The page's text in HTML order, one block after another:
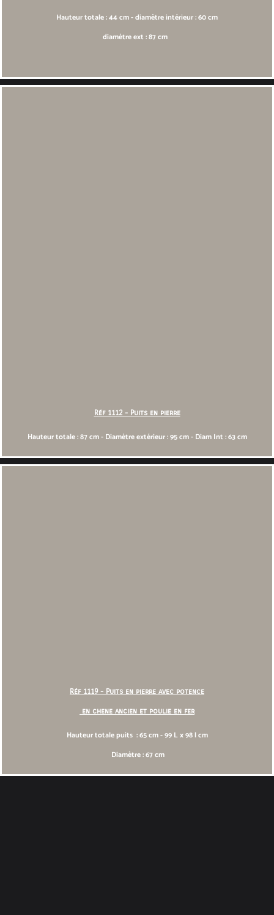
Hauteur totale : 44 cm - diamètre intérieur : 60 cm
diamètre ext : 87 cm
Réf 1112 - Puits en pierre
Hauteur totale : 87 cm - Diamètre extérieur : 95 cm - Diam Int : 63 cm
Réf 1119 - Puits en pierre avec potence
en chene ancien et poulie en fer
Hauteur totale puits : 65 cm - 99 L x 98 l cm
Diamètre : 67 cm